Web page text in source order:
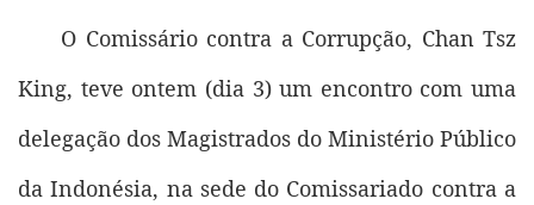
O Comissário contra a Corrupção, Chan Tsz
King, teve ontem (dia 3) um encontro com uma
delegação dos Magistrados do Ministério Público
da Indonésia, na sede do Comissariado contra a